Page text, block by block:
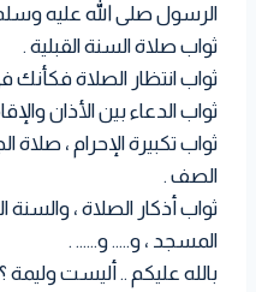
الرسول صلى الله عليه
ثواب صلاة السنة القبلية .
ثواب انتظار الصلاة فكأنك
ثواب الدعاء بين الأذان
ثواب تكبيرة الإحرام ، صلاة
الصف .
ثواب أذكار الصلاة ،
المسجد ، و….. و…… .
بالله عليكم .. أليست